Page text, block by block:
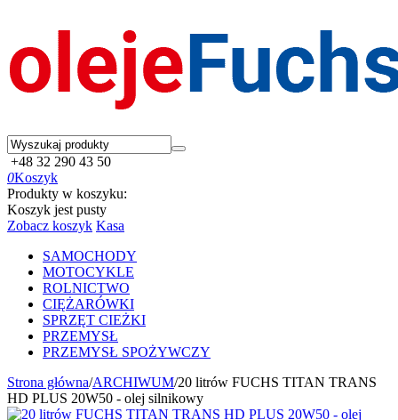
+48 32 290 43 50
0Koszyk
Produkty w koszyku:
Koszyk jest pusty
Zobacz koszyk Kasa
SAMOCHODY
MOTOCYKLE
ROLNICTWO
CIĘŻARÓWKI
SPRZĘT CIEŻKI
PRZEMYSŁ
PRZEMYSŁ SPOŻYWCZY
Strona główna/ARCHIWUM/20 litrów FUCHS TITAN TRANS
HD PLUS 20W50 - olej silnikowy